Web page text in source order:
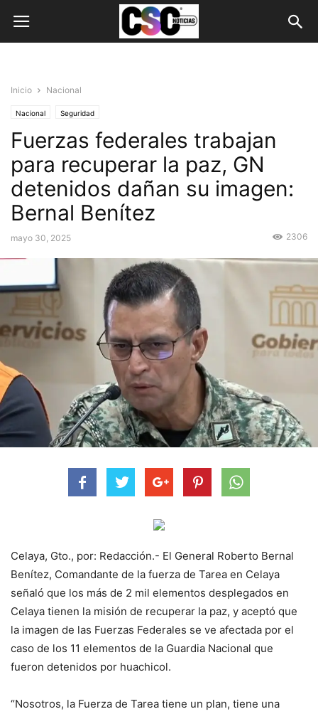
Inicio Nacional
Nacional Seguridad
Fuerzas federales trabajan
para recuperar la paz, GN
detenidos dañan su imagen:
Bernal Benítez
mayo 30, 2025 2306
Celaya, Gto., por: Redacción.- El General Roberto Bernal
Benítez, Comandante de la fuerza de Tarea en Celaya
señaló que los más de 2 mil elementos desplegados en
Celaya tienen la misión de recuperar la paz, y aceptó que
la imagen de las Fuerzas Federales se ve afectada por el
caso de los 11 elementos de la Guardia Nacional que
fueron detenidos por huachicol.
“Nosotros, la Fuerza de Tarea tiene un plan, tiene una